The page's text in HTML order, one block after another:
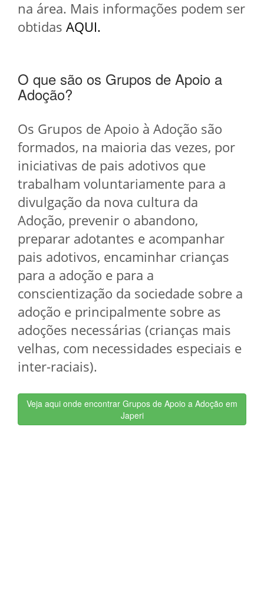
na área. Mais informações podem ser
obtidas AQUI.
O que são os Grupos de Apoio a
Adoção?
Os Grupos de Apoio à Adoção são
formados, na maioria das vezes, por
iniciativas de pais adotivos que
trabalham voluntariamente para a
divulgação da nova cultura da
Adoção, prevenir o abandono,
preparar adotantes e acompanhar
pais adotivos, encaminhar crianças
para a adoção e para a
conscientização da sociedade sobre a
adoção e principalmente sobre as
adoções necessárias (crianças mais
velhas, com necessidades especiais e
inter-raciais).
Veja aqui onde encontrar Grupos de Apoio a Adoção em
Japeri